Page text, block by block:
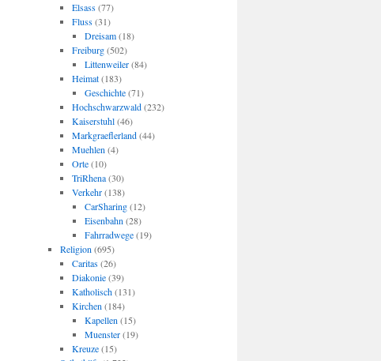
Elsass(77)
Fluss(31)
Dreisam(18)
Freiburg(502)
Littenweiler(84)
Heimat(183)
Geschichte(71)
Hochschwarzwald(232)
Kaiserstuhl(46)
Markgraeflerland(44)
Muehlen (4)
Orte(10)
TriRhena(30)
Verkehr(138)
CarSharing(12)
Eisenbahn (28)
Fahrradwege(19)
Religion (695)
Caritas(26)
Diakonie(39)
Katholisch(131)
Kirchen (184)
Kapellen (15)
Muenster(19)
Kreuze(15)